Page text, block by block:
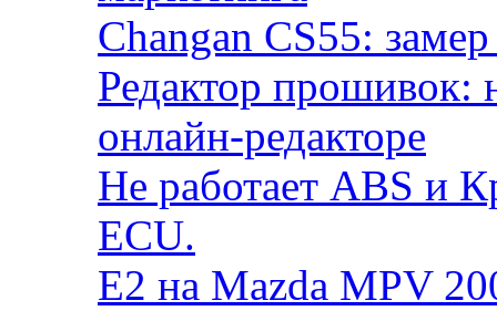
Changan CS55:
Редактор прошивок:
онлайн-редакторе
Не работает ABS и
ECU.
E2 на Mazda MPV